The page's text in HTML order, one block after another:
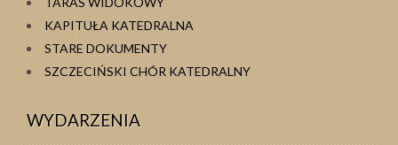
KAPITUŁA KATEDRALNA
STARE DOKUMENTY
SZCZECIŃSKI CHÓR KATEDRALNY
WYDARZENIA